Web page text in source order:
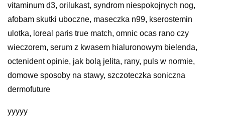
vitaminum d3, orilukast, syndrom niespokojnych nog,
afobam skutki uboczne, maseczka n99, kserostemin
ulotka, loreal paris true match, omnic ocas rano czy
wieczorem, serum z kwasem hialuronowym bielenda,
octenident opinie, jak bolą jelita, rany, puls w normie,
domowe sposoby na stawy, szczoteczka soniczna
dermofuture
yyyyy